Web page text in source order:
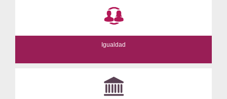
Igualdad